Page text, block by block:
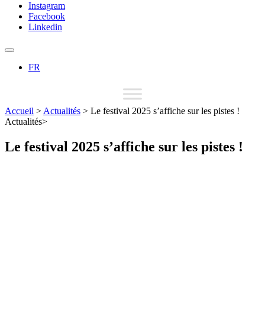
Instagram
Facebook
Linkedin
FR
Accueil > Actualités > Le festival 2025 s’affiche sur les pistes !
Actualités>
Le festival 2025 s’affiche sur les pistes !